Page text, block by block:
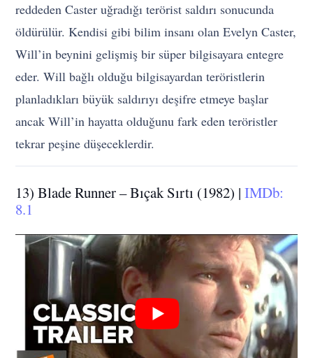
reddeden Caster uğradığı terörist saldırı sonucunda
öldürülür. Kendisi gibi bilim insanı olan Evelyn Caster,
Will’in beynini gelişmiş bir süper bilgisayara entegre
eder. Will bağlı olduğu bilgisayardan teröristlerin
planladıkları büyük saldırıyı deşifre etmeye başlar
ancak Will’in hayatta olduğunu fark eden teröristler
tekrar peşine düşeceklerdir.
13) Blade Runner – Bıçak Sırtı (1982) |IMDb:
8.1